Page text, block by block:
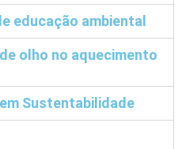
educação ambiental
olho no aquecimento
Sustentabilidade